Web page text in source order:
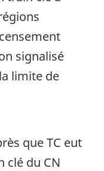
signalisé
limite de
que TC eut
clé du CN